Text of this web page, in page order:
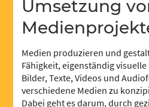
Umsetzung
Medien produzieren und
Fähigkeit, eigenständig
Bilder, Texte, Videos und
verschiedene Medien zu
Dabei geht es darum, durch